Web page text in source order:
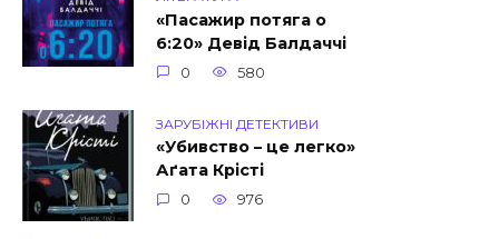
«Пасажир потяга о
6:20» Девід Балдаччі
0 580
ЗАРУБІЖНІ ДЕТЕКТИВИ
«Убивство – це легко»
Аґата Крісті
0 976